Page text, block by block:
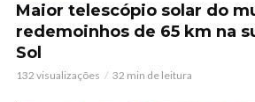
Maior telescópio solar do
redemoinhos de 65 km na
Sol
132 visualizações 32 min de leitura